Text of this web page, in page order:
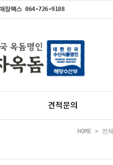
팩스 064-726-9188
견적문의
HOME > 전